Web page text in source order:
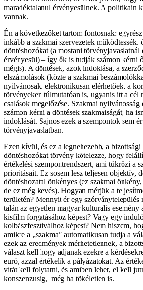
maradéktalanul érvényesülnek. A politikain
vannak.
Én a következőket tartom fontosnak:
inkább a szakmai szervezetek működtessék,
döntéshozókat (a mostani törvényjavaslatnál
érvényesül) – így ők is tudják számon kérni
mégis). A döntések, azok indoklása, a
elszámolások (közte a szakmai
nyilvánosak, elektronikusan elérhetőek, a
törvényeken túlmutatóan is, ugyanis itt a cél
csalások megelőzése. Szakmai
számon kérni a döntések szakmaiságát, ha
indoklását. Sajnos ezek a szempontok sem
törvényjavaslatban.
Ezen kívül, és ez a legnehezebb, a bizottsági
döntéshozókat törvény kötelezze, hogy
értékelési szempontrendszert, ami tükrözi a
prioritásait. Ez sosem lesz teljesen objektív,
döntéshozatal önkényes (ez szakmai
de ez még kevés). Hogyan mérjük a
területén? Mennyit ér egy szórványtelepülés
talán az egyetlen magyar kulturális esemény
kisfilm forgatásához képest? Vagy egy
kolbászfesztiválhoz képest? Nem hiszem,
amikre a „szakma” automatikusan tudja a
ezek az eredmények mérhetetlennek, a
választ kell hogy adjanak ezekre a
euró, azzal értékelik a pályázatokat. Az
vitát kell folytatni, és amiben lehet, el kell
konszenzusig, még ha tökéletlen is.